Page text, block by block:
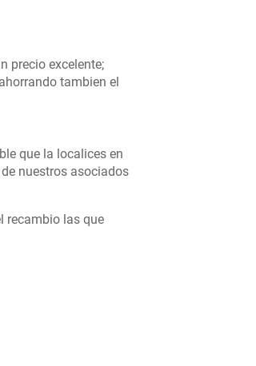
precio excelente;
tambien el
que la localices en
nuestros asociados
recambio las que